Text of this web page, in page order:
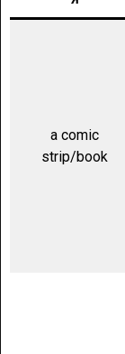
a comic
strip/book